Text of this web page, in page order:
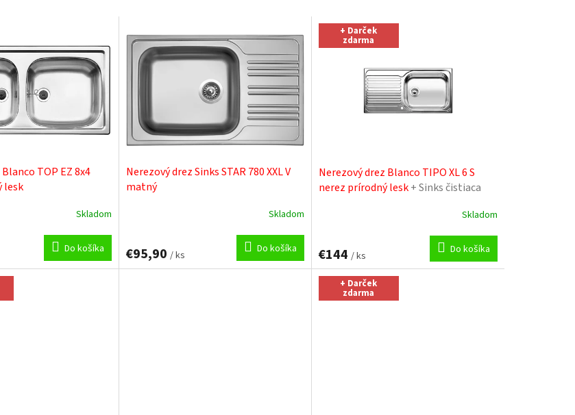
TOP EZ 8x4
lesk
Skladom
Do košíka
Nerezový drez Sinks STAR 780 XXL V
matný
je
5,0
Skladom
€95,90 / ks Do košíka
+ Darček
zdarma
Nerezový drez Blanco TIPO XL 6 S
nerez prírodný lesk+ Sinks čistiaca
Skladom
€144 / ks Do košíka
+ Darček
zdarma